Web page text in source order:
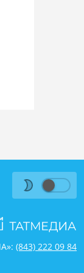
(843) 222 09 84